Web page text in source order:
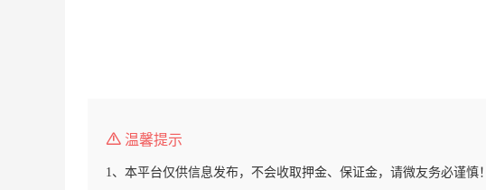
温馨提示
1、本平台仅供信息发布，不会收取押金、保证金，请微友务必谨慎！